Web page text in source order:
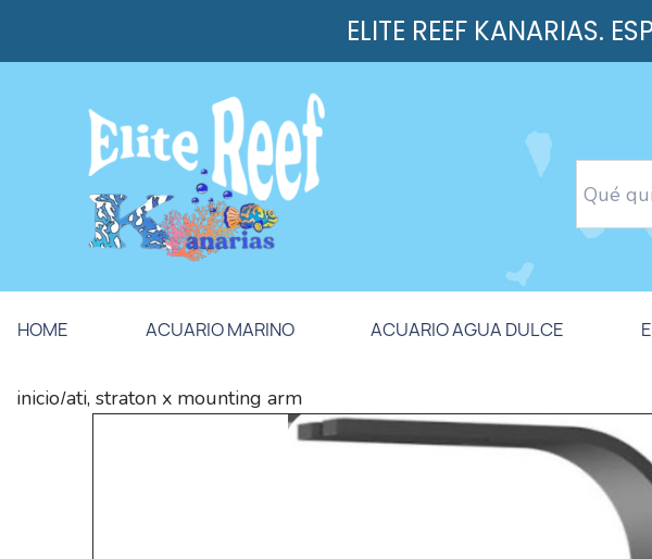
ELITE REEF KANARIAS.
HOME ACUARIO MARINO ACUARIO AGUA DULCE
inicio/ati, straton x mounting arm